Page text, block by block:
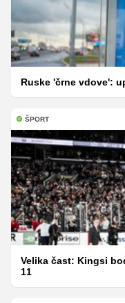
Ruske 'črne vdove':
ŠPORT
Velika čast: Kingsi
11